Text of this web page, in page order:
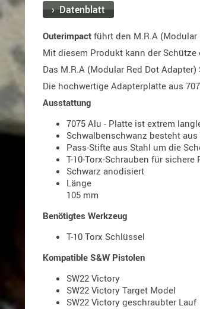
› Datenblatt
Outerimpact führt den M.R.A
Mit diesem Produkt kann der
Das M.R.A (Modular Red Dot
Die hochwertige Adapterplatte aus
Ausstattung
7075 Alu - Platte ist extrem
Schwalbenschwanz besteht aus
Pass-Stifte aus Stahl um die
T-10-Torx-Schrauben für
Schwarz anodisiert
Länge
105 mm
Benötigtes Werkzeug
T-10 Torx Schlüssel
Kompatible S&W Pistolen
SW22 Victory
SW22 Victory Target Model
SW22 Victory geschraubter Lauf